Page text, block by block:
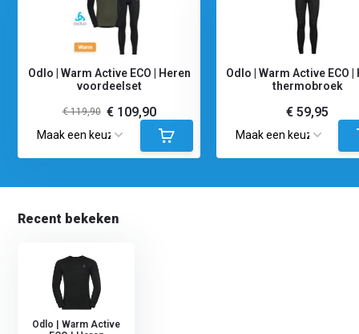
Odlo | Warm Active ECO | Heren
voordeelset
€ 119,90 € 109,90
Odlo | Warm Active ECO |
thermobroek
€ 59,95
Recent bekeken
Odlo | Warm Active